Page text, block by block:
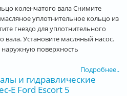
коленчатого вала Снимите
уплотнительное кольцо из
гнездо для уплотнительного
вала. Установите масляный насос.
поверхность
Подробнее..
и гидравлические
E Ford Escort 5